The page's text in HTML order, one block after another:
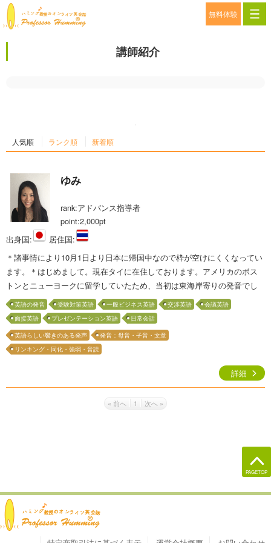
無料体験
講師紹介
人気順 ランク順 新着順
ゆみ
rank:アドバンス指導者
point:2,000pt
出身国:
本
居住国:
イ
＊諸事情により10月1日より日本に帰国中なので枠が空けにくくなってい
ます。＊はじめまして。現在タイに在住しております。アメリカのボス
トンとニューヨークに留学していたため、当初は東海岸寄りの発音でし
たが、イギリス人の夫との生活や、28年間を過ごしたシンガポールで多
様なアクセントに触れる中で、自然と発音も変化していきました。講師
トレーニングを通じて改めて発音を学び直す中で、「発音は言語習得の
土台である」と強く実感しました。語彙が少なくても正しく発音できれ
ば相手に伝わりますし、逆に語彙が豊富でも発音が不正確だと伝わりに
くい。そのことを自らの経験を通して痛感しています。発音記号はまる
英語の発音 受験対策英語 一般ビジネス英語 交渉英語
会議英語
面接英語
プレゼンテーション英語
日常会話
英語らしい響きのある発声
発音：母音・子音・文章
リンキング・同化・強弱・音読
詳細
« 前へ 1 次へ »
PAGETOP
オンライン英会話・発音